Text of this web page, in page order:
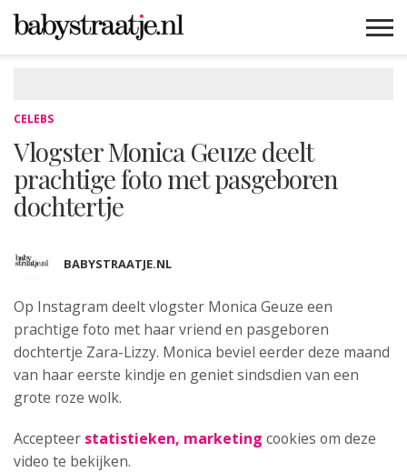
CELEBS
Vlogster Monica Geuze deelt
prachtige foto met pasgeboren
dochtertje
BABYSTRAATJE.NL
Op Instagram deelt vlogster Monica Geuze een
prachtige foto met haar vriend en pasgeboren
dochtertje Zara-Lizzy. Monica beviel eerder deze maand
van haar eerste kindje en geniet sindsdien van een
grote roze wolk.
Accepteer statistieken, marketing cookies om deze
video te bekijken.